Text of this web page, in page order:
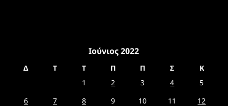
Ιούνιος 2022
Δ Τ Τ Π Π Σ
Κ
1
2 3 4
5
6
7 8 9 10 11
12